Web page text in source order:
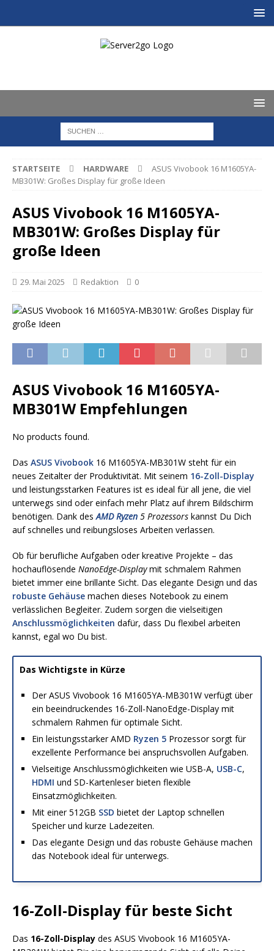
STARTSEITE HARDWARE
ASUS Vivobook 16 M1605YA-
MB301W: Großes Display für große Ideen
ASUS Vivobook 16 M1605YA-
MB301W: Großes Display für
große Ideen
29. Mai 2025 Redaktion 0
ASUS Vivobook 16 M1605YA-
MB301W Empfehlungen
No products found.
Das ASUS Vivobook 16 M1605YA-MB301W steht für ein
neues Zeitalter der Produktivität. Mit seinem 16-Zoll-Display
und leistungsstarken Features ist es ideal für all jene, die viel
unterwegs sind oder einfach mehr Platz auf ihrem Bildschirm
benötigen. Dank desAMD Ryzen 5 Prozessors kannst Du Dich
auf schnelles und reibungsloses Arbeiten verlassen.
Ob für berufliche Aufgaben oder kreative Projekte – das
hochauflösende NanoEdge-Displaymit schmalem Rahmen
bietet immer eine brillante Sicht. Das elegante Design und das
robuste Gehäuse machen dieses Notebook zu einem
verlässlichen Begleiter. Zudem sorgen die vielseitigen
Anschlussmöglichkeiten dafür, dass Du flexibel arbeiten
kannst, egal wo Du bist.
Das Wichtigste in Kürze
Der ASUS Vivobook 16 M1605YA-MB301W verfügt über
ein beeindruckendes 16-Zoll-NanoEdge-Display mit
schmalem Rahmen für optimale Sicht.
Ein leistungsstarker AMD Ryzen 5 Prozessor sorgt für
exzellente Performance bei anspruchsvollen Aufgaben.
Vielseitige Anschlussmöglichkeiten wie USB-A, USB-C,
HDMI und SD-Kartenleser bieten flexible
Einsatzmöglichkeiten.
Mit einer 512GB SSD bietet der Laptop schnellen
Speicher und kurze Ladezeiten.
Das elegante Design und das robuste Gehäuse machen
das Notebook ideal für unterwegs.
16-Zoll-Display für beste Sicht
Das 16-Zoll-Display des ASUS Vivobook 16 M1605YA-